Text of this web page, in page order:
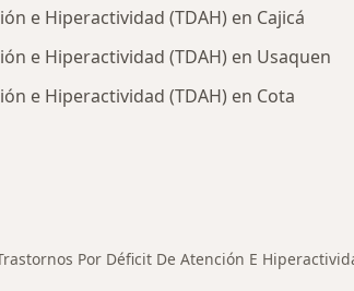
e Hiperactividad (TDAH) en Cajicá
e Hiperactividad (TDAH) en Usaquen
e Hiperactividad (TDAH) en Cota
Por Déficit De Atención E